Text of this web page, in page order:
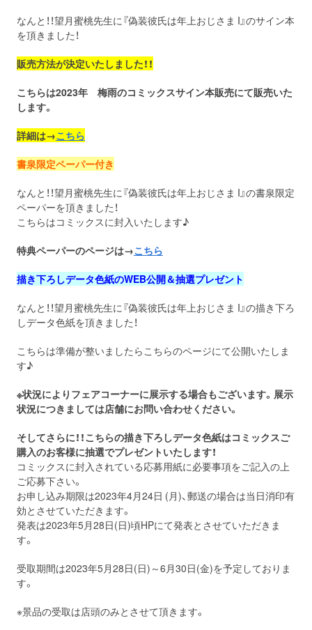
なんと！！望月蜜桃先生に『偽装彼氏は年上おじさま I』のサイン本
を頂きました！
販売方法が決定いたしました！！
こちらは2023年 梅雨のコミックスサイン本販売にて販売いた
します。
詳細は→こちら
書泉限定ペーパー付き
なんと！！望月蜜桃先生に『偽装彼氏は年上おじさま I』の書泉限定
ペーパーを頂きました！
こちらはコミックスに封入いたします♪
特典ペーパーのページは→こちら
描き下ろしデータ色紙のWEB公開＆抽選プレゼント
なんと！！望月蜜桃先生に『偽装彼氏は年上おじさま I』の描き下ろ
しデータ色紙を頂きました！
こちらは準備が整いましたらこちらのページにて公開いたしま
す♪
※状況によりフェアコーナーに展示する場合もございます。展示
状況につきましては店舗にお問い合わせください。
そしてさらに！！こちらの描き下ろしデータ色紙はコミックスご
購入のお客様に抽選でプレゼントいたします！
コミックスに封入されている応募用紙に必要事項をご記入の上
ご応募下さい。
お申し込み期限は2023年4月24日 (月)、郵送の場合は当日消印有
効とさせていただきます。
発表は2023年5月28日(日)頃HPにて発表とさせていただきま
す。
受取期間は2023年5月28日(日)～6月30日(金)を予定しておりま
す。
※景品の受取は店頭のみとさせて頂きます。